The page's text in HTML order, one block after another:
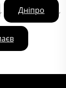
, Дніпро ,